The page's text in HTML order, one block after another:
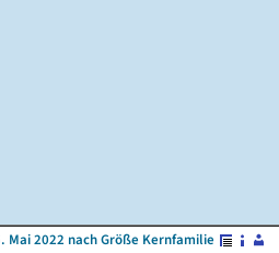
Mai 2022 nach Größe Kernfamilie